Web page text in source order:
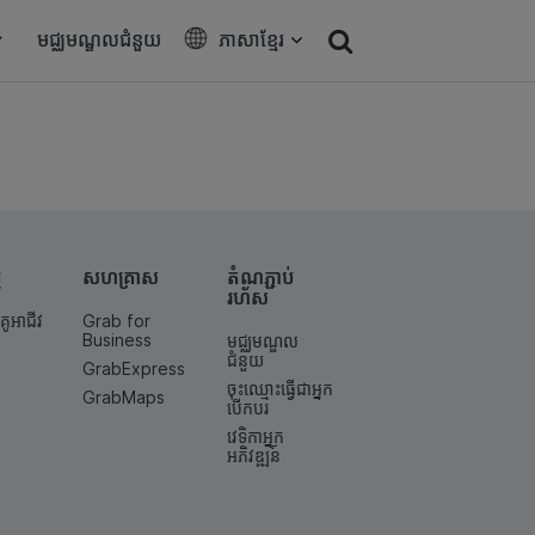
មជ្ឈមណ្ឌលជំនួយ ភាសាខ្មែរ
អាជីវ
សហគ្រាស
Grab for
Business
GrabExpress
GrabMaps
តំណ​ភ្ជាប់​
រហ័ស
មជ្ឈមណ្ឌល
ជំនួយ
ចុះឈ្មោះធ្វើជាអ្នក
បើកបរ
វេទិកាអ្នក
អភិវឌ្ឍន៍